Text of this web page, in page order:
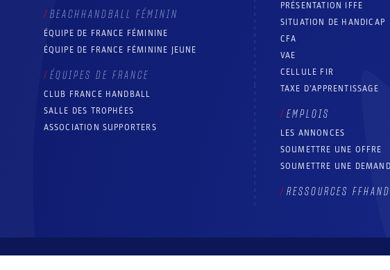
BEACHHANDBALL FÉMININ
ÉQUIPE DE FRANCE FÉMININE
ÉQUIPE DE FRANCE FÉMININE JEUNE
ÉQUIPES DE FRANCE
CLUB FRANCE HANDBALL
SALLE DES TROPHÉES
ASSOCIATION SUPPORTERS
PRÉSENTATION IFFE
SITUATION DE HANDICAP
CFA
VAE
CELLULE FIR
TAXE D’APPRENTISSAGE
EMPLOIS
LES ANNONCES
SOUMETTRE UNE OFFRE
SOUMETTRE UNE
RESSOURCES